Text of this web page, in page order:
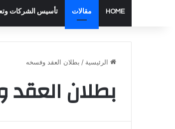
HOME مقالات تأسيس الشركات
الرئيسية / بطلان العقد وفسخه
بطلان